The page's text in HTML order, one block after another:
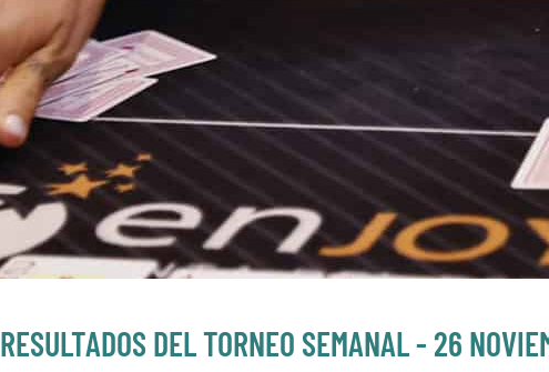
RESULTADOS DEL TORNEO SEMANAL - 26